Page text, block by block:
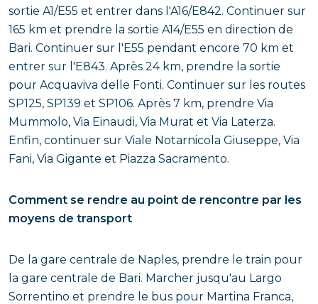
sortie A1/E55 et entrer dans l'A16/E842. Continuer sur
165 km et prendre la sortie A14/E55 en direction de
Bari. Continuer sur l'E55 pendant encore 70 km et
entrer sur l'E843. Après 24 km, prendre la sortie
pour Acquaviva delle Fonti. Continuer sur les routes
SP125, SP139 et SP106. Après 7 km, prendre Via
Mummolo, Via Einaudi, Via Murat et Via Laterza.
Enfin, continuer sur Viale Notarnicola Giuseppe, Via
Fani, Via Gigante et Piazza Sacramento.
Comment se rendre au point de rencontre par les
moyens de transport
De la gare centrale de Naples, prendre le train pour
la gare centrale de Bari. Marcher jusqu'au Largo
Sorrentino et prendre le bus pour Martina Franca,